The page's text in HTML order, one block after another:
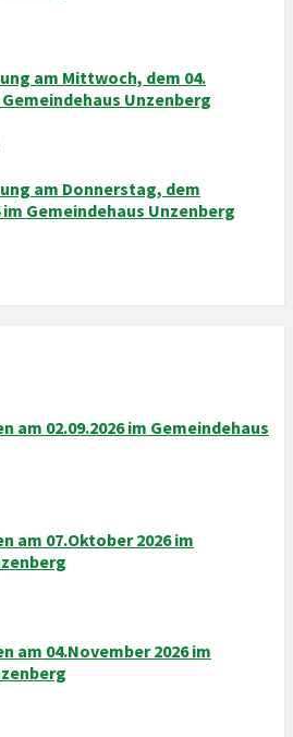
am Mittwoch, dem 04.
Unzenberg
am Donnerstag, dem
im Gemeindehaus Unzenberg
am 02.09.2026 im Gemeindehaus
am 07.Oktober 2026 im
am 04.November 2026 im